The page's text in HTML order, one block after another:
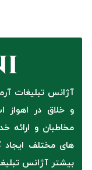
آژانس تبلیغات
و خلاق در
مخاطبان و ارائه
های مختلف
بیشتر آژانس